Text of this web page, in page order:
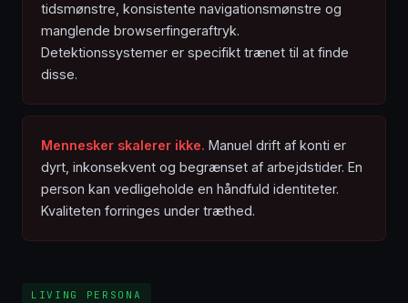
tidsmønstre, konsistente navigationsmønstre og
manglende browserfingeraftryk.
Detektionssystemer er specifikt trænet til at finde
disse.
Mennesker skalerer ikke. Manuel drift af konti er
dyrt, inkonsekvent og begrænset af arbejdstider. En
person kan vedligeholde en håndfuld identiteter.
Kvaliteten forringes under træthed.
LIVING PERSONA